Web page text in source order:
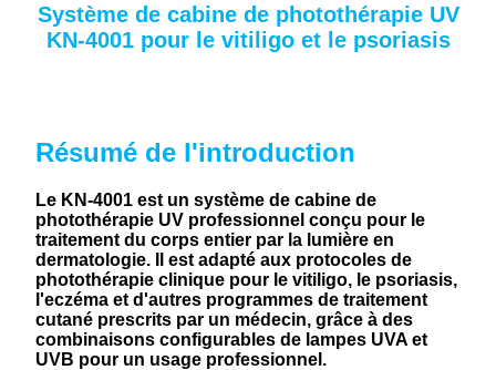
Système de cabine de photothérapie UV
KN-4001 pour le vitiligo et le psoriasis
Résumé de l'introduction
Le KN-4001 est un système de cabine de
photothérapie UV professionnel conçu pour le
traitement du corps entier par la lumière en
dermatologie. Il est adapté aux protocoles de
photothérapie clinique pour le vitiligo, le psoriasis,
l'eczéma et d'autres programmes de traitement
cutané prescrits par un médecin, grâce à des
combinaisons configurables de lampes UVA et
UVB pour un usage professionnel.